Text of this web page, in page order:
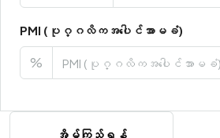
PMI (ပုဂ္ဂလိကအပေါင်အာမခံ)
%
အိမ်ကြည့်ရန်